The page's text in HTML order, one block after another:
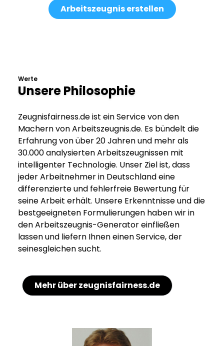
Arbeitszeugnis erstellen
Werte
Unsere Philosophie
Zeugnisfairness.de ist ein Service von den
Machern von Arbeitszeugnis.de. Es bündelt die
Erfahrung von über 20 Jahren und mehr als
30.000 analysierten Arbeitszeugnissen mit
intelligenter Technologie. Unser Ziel ist, dass
jeder Arbeitnehmer in Deutschland eine
differenzierte und fehlerfreie Bewertung für
seine Arbeit erhält. Unsere Erkenntnisse und die
bestgeeigneten Formulierungen haben wir in
den Arbeitszeugnis-Generator einfließen
lassen und liefern Ihnen einen Service, der
seinesgleichen sucht.
Mehr über zeugnisfairness.de